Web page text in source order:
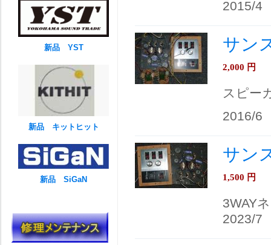
2015/4
サン
2,000 円
スピー
2016/6
サン
1,500 円
3WAY
2023/7
新品 YST
新品 キットヒット
新品 SiGaN